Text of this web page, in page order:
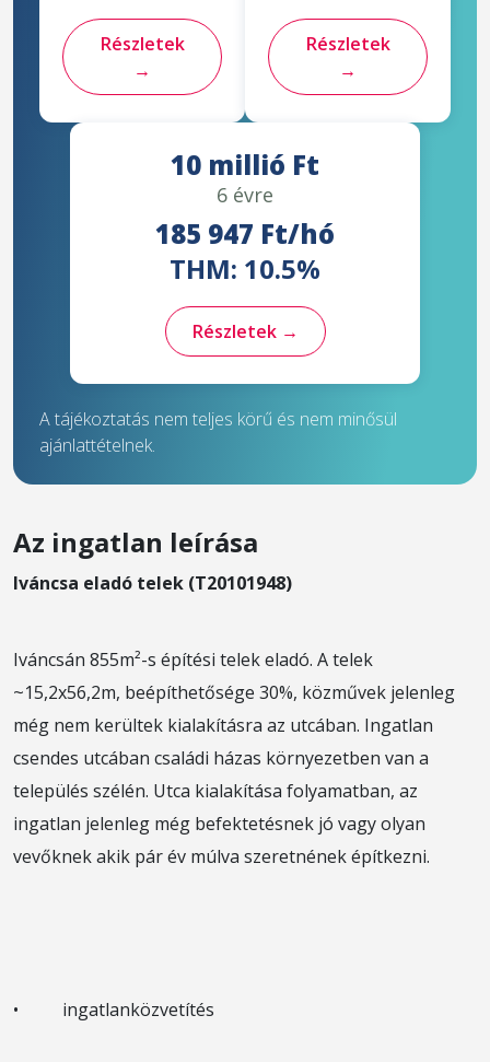
Részletek
→
Részletek
→
10 millió Ft
6 évre
185 947 Ft/hó
THM: 10.5%
Részletek →
A tájékoztatás nem teljes körű és nem minősül
ajánlattételnek.
Az ingatlan leírása
Iváncsa eladó telek (T20101948)
Iváncsán 855m²-s építési telek eladó. A telek
~15,2x56,2m, beépíthetősége 30%, közművek jelenleg
még nem kerültek kialakításra az utcában. Ingatlan
csendes utcában családi házas környezetben van a
település szélén. Utca kialakítása folyamatban, az
ingatlan jelenleg még befektetésnek jó vagy olyan
vevőknek akik pár év múlva szeretnének építkezni.
• ingatlanközvetítés